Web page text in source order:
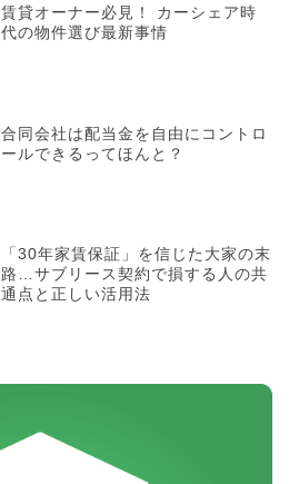
賃貸オーナー必見！ カーシェア時
代の物件選び最新事情
合同会社は配当金を自由にコントロ
ールできるってほんと？
「30年家賃保証」を信じた大家の末
路…サブリース契約で損する人の共
通点と正しい活用法